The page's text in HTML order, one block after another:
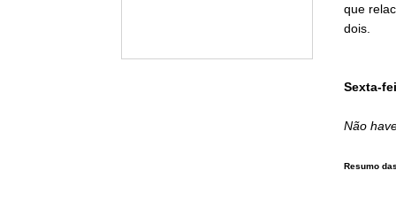
que
dois.
Sexta-
Não
Resumo